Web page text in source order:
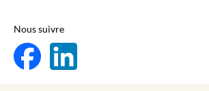
Nous suivre